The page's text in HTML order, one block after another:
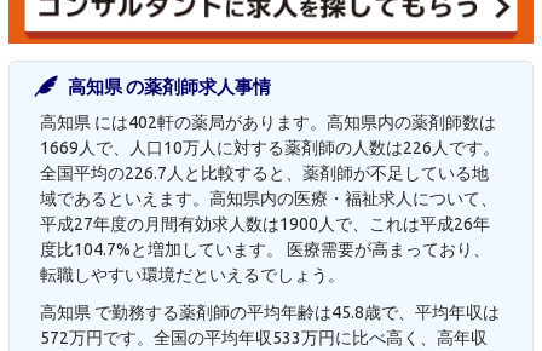
高知県 の薬剤師求人事情
高知県 には402軒の薬局があります。高知県内の薬剤師数は
1669人で、人口10万人に対する薬剤師の人数は226人です。
全国平均の226.7人と比較すると、薬剤師が不足している地
域であるといえます。高知県内の医療・福祉求人について、
平成27年度の月間有効求人数は1900人で、これは平成26年
度比104.7%と増加しています。 医療需要が高まっており、
転職しやすい環境だといえるでしょう。
高知県 で勤務する薬剤師の平均年齢は45.8歳で、平均年収は
572万円です。全国の平均年収533万円に比べ高く、高年収